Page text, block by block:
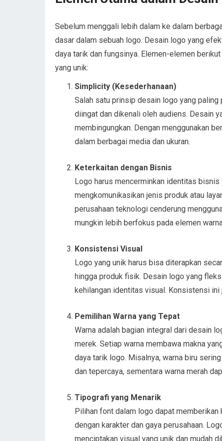
Sebelum menggali lebih dalam ke dalam
dasar dalam sebuah logo. Desain logo yang
daya tarik dan fungsinya. Elemen-elemen
yang unik:
Simplicity (Kesederhanaan)
Salah satu prinsip desain logo yang paling
diingat dan dikenali oleh audiens. Desain
membingungkan. Dengan menggunakan
dalam berbagai media dan ukuran.
Keterkaitan dengan Bisnis
Logo harus mencerminkan identitas
mengkomunikasikan jenis produk atau
perusahaan teknologi cenderung
mungkin lebih berfokus pada elemen
Konsistensi Visual
Logo yang unik harus bisa diterapkan
hingga produk fisik. Desain logo yang
kehilangan identitas visual. Konsistensi ini
Pemilihan Warna yang Tepat
Warna adalah bagian integral dari desain
merek. Setiap warna membawa makna
daya tarik logo. Misalnya, warna biru
dan tepercaya, sementara warna merah
Tipografi yang Menarik
Pilihan font dalam logo dapat
dengan karakter dan gaya perusahaan.
menciptakan visual yang unik dan mudah